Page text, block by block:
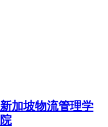
新加坡物流管理学
院